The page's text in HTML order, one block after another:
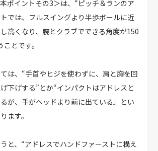
ポイントその3＞は、“ピッチ＆ランのア
では、フルスイングより半歩ボールに近
高くなり、腕とクラブでできる角度が150
とです。
は、“手首やヒジを使わずに、肩と胸を回
下げする”とか“インパクトはアドレスと
が、手がヘッドより前に出ている』とい
ます。
と、“アドレスでハンドファーストに構え